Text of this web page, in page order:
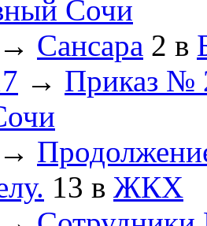
Сочи
→ Сансара 2 в
→ Приказ №
→
13 в ЖКХ